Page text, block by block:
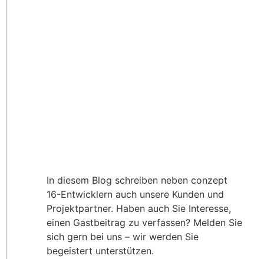
In diesem Blog schreiben neben conzept
16-Entwicklern auch unsere Kunden und
Projektpartner. Haben auch Sie Interesse,
einen Gastbeitrag zu verfassen? Melden Sie
sich gern bei uns – wir werden Sie
begeistert unterstützen.